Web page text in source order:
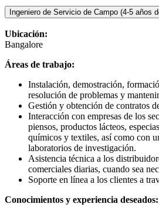
Ingeniero de Servicio de Campo (4-5 años
Ubicación:
Bangalore
Áreas de trabajo:
Instalación, demostración,
resolución de problemas y
Gestión y obtención de contratos
Interacción con empresas de los
piensos, productos lácteos,
químicos y textiles, así como con
laboratorios de investigación.
Asistencia técnica a los
comerciales diarias, cuando sea
Soporte en línea a los clientes a
Conocimientos y experiencia deseados: